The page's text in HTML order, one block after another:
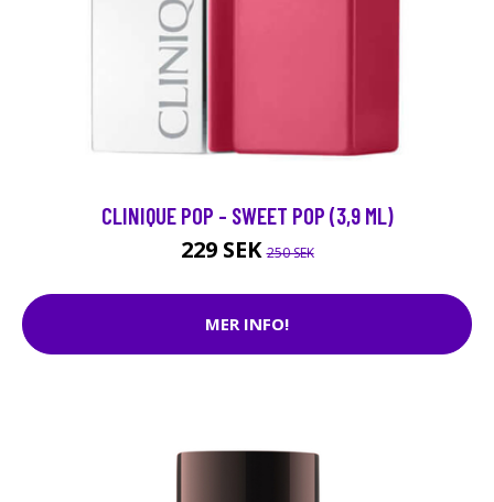
CLINIQUE POP - SWEET POP (3,9 ML)
229 SEK250 SEK
MER INFO!